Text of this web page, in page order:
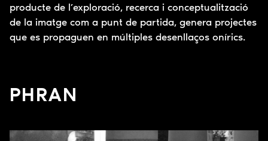
producte de l’exploració, recerca i conceptualització
de la imatge com a punt de partida, genera projectes
que es propaguen en múltiples desenllaços onírics.
PHRAN